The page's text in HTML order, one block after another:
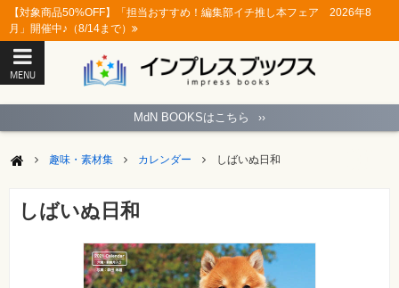
【対象商品50%OFF】「担当おすすめ！編集部イチ推し本フェア 2026年8
月」開催中♪（8/14まで）
MENU
ペ
ジ
ソ
コ
MdN BOOKSはこちら ››
趣味・素材集 カレンダー しばいぬ日和
しばいぬ日和